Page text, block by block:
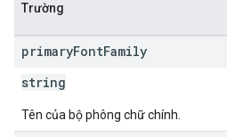
Trường
primaryFontFamily
string
Tên của bộ phông chữ chính.